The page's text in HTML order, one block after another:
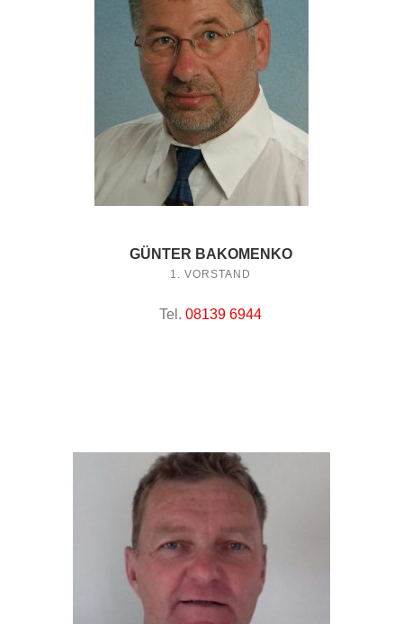
GÜNTER BAKOMENKO
1. VORSTAND
Tel. 08139 6944